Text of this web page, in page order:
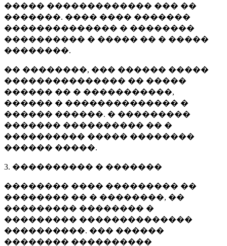
����� ������������� ��� ��
�������. ���� ���� �������
�������������� � ��������
���������� � ����� �� � �����
��������.
�� ��������, ��� ������ �����
��������������� �� �����
������ �� � �����������,
������ � �������������� �
������ ������. � ���������
������� ���������� �� �
���������� ����� ��������
������ �����.
3. ���������� � �������
�������� ���� ��������� ��
�������� �� � ��������, ��
��������� �������� �
��������� ��������������
����������. ��� ������
�������� ����������